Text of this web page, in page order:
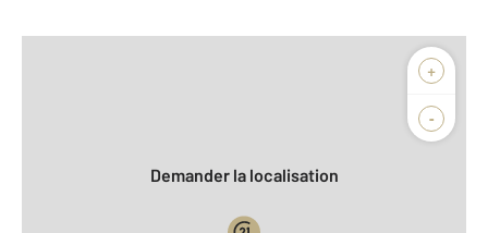
+
-
Biens vendus
Demander la localisation